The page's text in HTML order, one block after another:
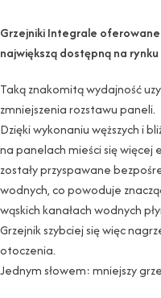
Grzejniki Integrale oferowane
największą dostępną na
Taką znakomitą wydajność
zmniejszenia rozstawu paneli.
Dzięki wykonaniu węższych i
na panelach mieści się więcej
zostały przyspawane
wodnych, co powoduje
wąskich kanałach wodnych
Grzejnik szybciej się więc
otoczenia.
Jednym słowem: mniejszy